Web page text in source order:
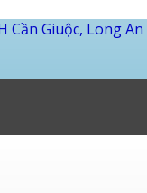
Cần Giuộc, Long An